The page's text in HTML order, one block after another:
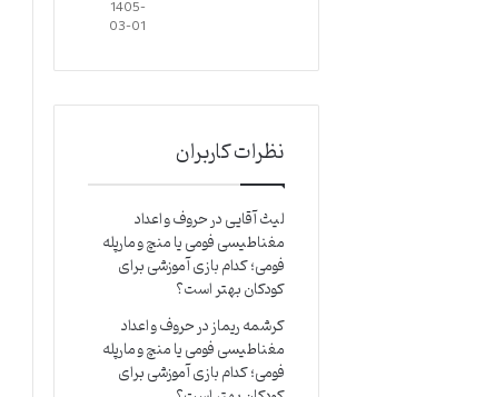
1405-
03-01
نظرات کاربران
لیث آقاییدرحروف و اعداد
مغناطیسی فومی یا منچ و مارپله
فومی؛ کدام بازی آموزشی برای
کودکان بهتر است؟
کرشمه ریمازدرحروف و اعداد
مغناطیسی فومی یا منچ و مارپله
فومی؛ کدام بازی آموزشی برای